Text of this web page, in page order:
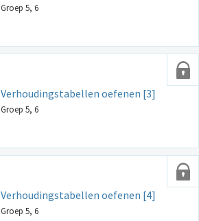
Groep 5, 6
Verhoudingstabellen oefenen [3]
Groep 5, 6
Verhoudingstabellen oefenen [4]
Groep 5, 6